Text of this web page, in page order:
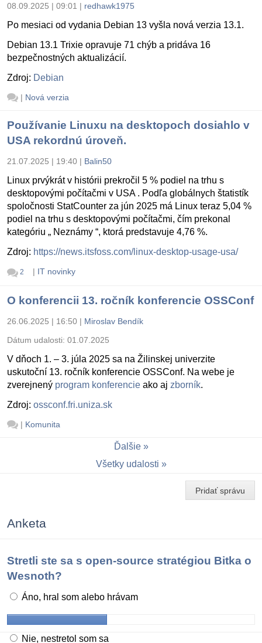
08.09.2025 | 09:01 | redhawk1975
Po mesiaci od vydania Debian 13 vyšla nová verzia 13.1.
Debian 13.1 Trixie opravuje 71 chýb a pridáva 16
bezpečnostných aktualizácií.
Zdroj: Debian
| Nová verzia
Používanie Linuxu na desktopoch dosiahlo v
USA rekordnú úroveň.
21.07.2025 | 19:40 | Balin50
Linux prvýkrát v histórii prekročil 5 % podiel na trhu s
desktopovými počítačmi v USA . Podľa globálnych štatistík
spoločnosti StatCounter za jún 2025 má Linux teraz 5,04 %
podiel na trhu s desktopovými počítačmi, čím prekonal
kategóriu „ Neznámy “, ktorá predstavuje 4,76 %.
Zdroj: https://news.itsfoss.com/linux-desktop-usage-usa/
2 | IT novinky
O konferencii 13. ročník konferencie OSSConf
26.06.2025 | 16:50 | Miroslav Bendík
Dátum udalosti: 01.07.2025
V dňoch 1. – 3. júla 2025 sa na Žilinskej univerzite
uskutoční 13. ročník konferencie OSSConf. Na webe je
zverejnený program konferencie ako aj zborník.
Zdroj: ossconf.fri.uniza.sk
| Komunita
Ďalšie
Všetky udalosti
Pridať správu
Anketa
Stretli ste sa s open-source stratégiou Bitka o
Wesnoth?
Áno, hral som alebo hrávam
Nie, nestretol som sa